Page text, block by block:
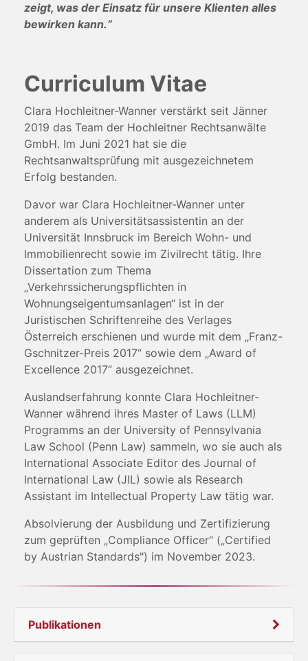
zeigt, was der Einsatz für unsere Klienten alles
bewirken kann.“
Curriculum Vitae
Clara Hochleitner-Wanner verstärkt seit Jänner
2019 das Team der Hochleitner Rechtsanwälte
GmbH. Im Juni 2021 hat sie die
Rechtsanwaltsprüfung mit ausgezeichnetem
Erfolg bestanden.
Davor war Clara Hochleitner-Wanner unter
anderem als Universitätsassistentin an der
Universität Innsbruck im Bereich Wohn- und
Immobilienrecht sowie im Zivilrecht tätig. Ihre
Dissertation zum Thema
„Verkehrssicherungspflichten in
Wohnungseigentumsanlagen“ ist in der
Juristischen Schriftenreihe des Verlages
Österreich erschienen und wurde mit dem „Franz-
Gschnitzer-Preis 2017“ sowie dem „Award of
Excellence 2017“ ausgezeichnet.
Auslandserfahrung konnte Clara Hochleitner-
Wanner während ihres Master of Laws (LLM)
Programms an der University of Pennsylvania
Law School (Penn Law) sammeln, wo sie auch als
International Associate Editor des Journal of
International Law (JIL) sowie als Research
Assistant im Intellectual Property Law tätig war.
Absolvierung der Ausbildung und Zertifizierung
zum geprüften „Compliance Officer“ („Certified
by Austrian Standards") im November 2023.
Publikationen